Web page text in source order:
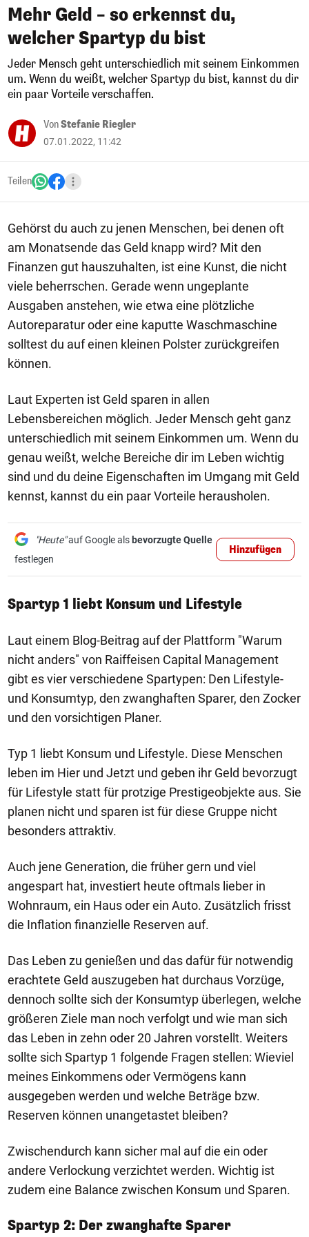
Mehr Geld – so erkennst du,
welcher Spartyp du bist
Jeder Mensch geht unterschiedlich mit seinem Einkommen
um. Wenn du weißt, welcher Spartyp du bist, kannst du dir
ein paar Vorteile verschaffen.
VonStefanie Riegler
07.01.2022, 11:42
Teilen
Gehörst du auch zu jenen Menschen, bei denen oft
am Monatsende das Geld knapp wird? Mit den
Finanzen gut hauszuhalten, ist eine Kunst, die nicht
viele beherrschen. Gerade wenn ungeplante
Ausgaben anstehen, wie etwa eine plötzliche
Autoreparatur oder eine kaputte Waschmaschine
solltest du auf einen kleinen Polster zurückgreifen
können.
Laut Experten ist Geld sparen in allen
Lebensbereichen möglich. Jeder Mensch geht ganz
unterschiedlich mit seinem Einkommen um. Wenn du
genau weißt, welche Bereiche dir im Leben wichtig
sind und du deine Eigenschaften im Umgang mit Geld
kennst, kannst du ein paar Vorteile herausholen.
"Heute"auf Google als bevorzugte Quelle
festlegen
Hinzufügen
Spartyp 1 liebt Konsum und Lifestyle
Laut einem Blog-Beitrag auf der Plattform "Warum
nicht anders" von Raiffeisen Capital Management
gibt es vier verschiedene Spartypen: Den Lifestyle-
und Konsumtyp, den zwanghaften Sparer, den Zocker
und den vorsichtigen Planer.
Typ 1 liebt Konsum und Lifestyle. Diese Menschen
leben im Hier und Jetzt und geben ihr Geld bevorzugt
für Lifestyle statt für protzige Prestigeobjekte aus. Sie
planen nicht und sparen ist für diese Gruppe nicht
besonders attraktiv.
Auch jene Generation, die früher gern und viel
angespart hat, investiert heute oftmals lieber in
Wohnraum, ein Haus oder ein Auto. Zusätzlich frisst
die Inflation finanzielle Reserven auf.
Das Leben zu genießen und das dafür für notwendig
erachtete Geld auszugeben hat durchaus Vorzüge,
dennoch sollte sich der Konsumtyp überlegen, welche
größeren Ziele man noch verfolgt und wie man sich
das Leben in zehn oder 20 Jahren vorstellt. Weiters
sollte sich Spartyp 1 folgende Fragen stellen: Wieviel
meines Einkommens oder Vermögens kann
ausgegeben werden und welche Beträge bzw.
Reserven können unangetastet bleiben?
Zwischendurch kann sicher mal auf die ein oder
andere Verlockung verzichtet werden. Wichtig ist
zudem eine Balance zwischen Konsum und Sparen.
Spartyp 2: Der zwanghafte Sparer